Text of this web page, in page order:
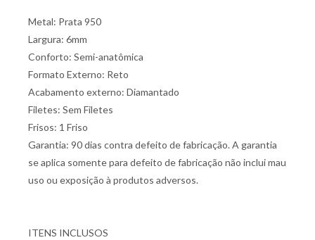
Metal: Prata 950
Largura: 6mm
Conforto: Semi-anatômica
Formato Externo: Reto
Acabamento externo: Diamantado
Filetes: Sem Filetes
Frisos: 1 Friso
Garantia: 90 dias contra defeito de fabricação. A garantia
se aplica somente para defeito de fabricação não inclui mau
uso ou exposição à produtos adversos.
ITENS INCLUSOS